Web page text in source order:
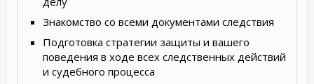
Знакомство со всеми документами следствия
Подготовка стратегии защиты и вашего
поведения в ходе всех следственных действий
и судебного процесса